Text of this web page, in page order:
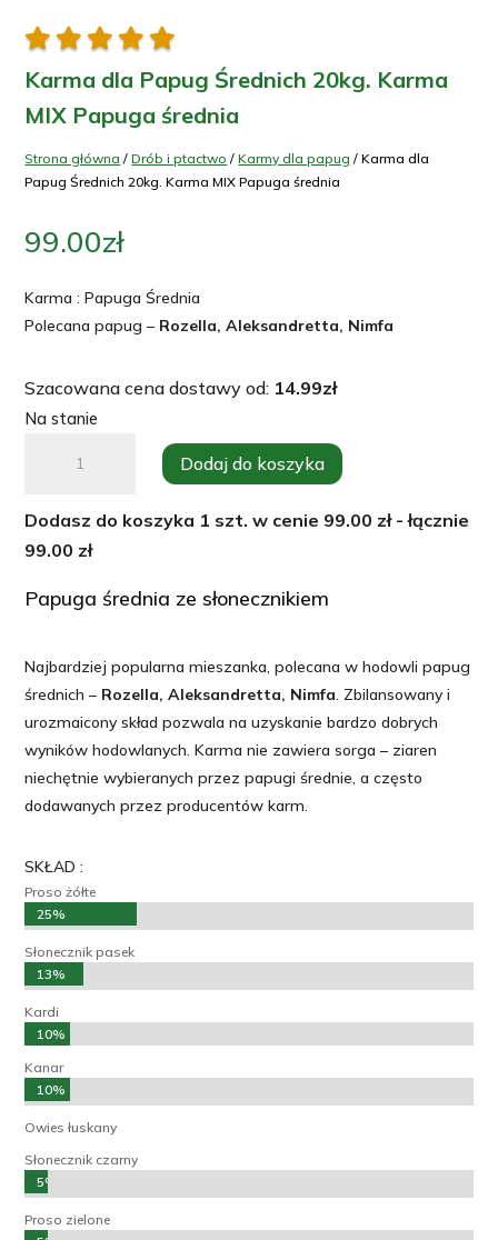
    
Karma dla Papug Średnich 20kg. Karma
MIX Papuga średnia
Strona główna /Drób i ptactwo /Karmy dla papug / Karma dla
Papug Średnich 20kg. Karma MIX Papuga średnia
99.00zł
Karma : Papuga Średnia
Polecana papug – Rozella, Aleksandretta, Nimfa
Szacowana cena dostawy od: 14.99zł
Na stanie
Karma
20kg.
MIX
Papuga
średnia
Dodaj do koszyka
Dodasz do koszyka 1 szt. w cenie 99.00 zł - łącznie
99.00 zł
Papuga średnia ze słonecznikiem
Najbardziej popularna mieszanka, polecana w hodowli papug
średnich – Rozella, Aleksandretta, Nimfa. Zbilansowany i
urozmaicony skład pozwala na uzyskanie bardzo dobrych
wyników hodowlanych. Karma nie zawiera sorga – ziaren
niechętnie wybieranych przez papugi średnie, a często
dodawanych przez producentów karm.
SKŁAD :
Proso żółte
25%
Słonecznik pasek
13%
Kardi
10%
Kanar
10%
Owies łuskany
Słonecznik czarny
5%
Proso zielone